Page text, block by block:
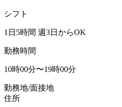
シフト
1日5時間 週3日からOK
勤務時間
10時00分〜19時00分
勤務地/面接地
住所